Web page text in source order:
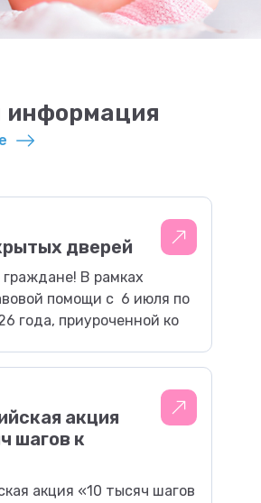
дверей
В рамках
помощи с 6 июля по
года, приуроченной ко
любви, семьи и
ГУЗ «Городской
(ул. Шилова, 47)
открытых дверей для
родителей,
и
по правовым
акция
шагов к
акция «10 тысяч шагов